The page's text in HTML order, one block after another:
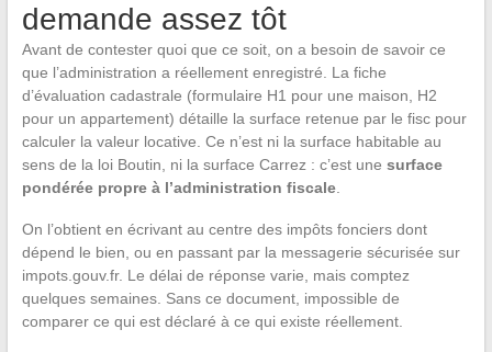
demande assez tôt
Avant de contester quoi que ce soit, on a besoin de savoir ce
que l’administration a réellement enregistré. La fiche
d’évaluation cadastrale (formulaire H1 pour une maison, H2
pour un appartement) détaille la surface retenue par le fisc pour
calculer la valeur locative. Ce n’est ni la surface habitable au
sens de la loi Boutin, ni la surface Carrez : c’est une surface
pondérée propre à l’administration fiscale.
On l’obtient en écrivant au centre des impôts fonciers dont
dépend le bien, ou en passant par la messagerie sécurisée sur
impots.gouv.fr. Le délai de réponse varie, mais comptez
quelques semaines. Sans ce document, impossible de
comparer ce qui est déclaré à ce qui existe réellement.